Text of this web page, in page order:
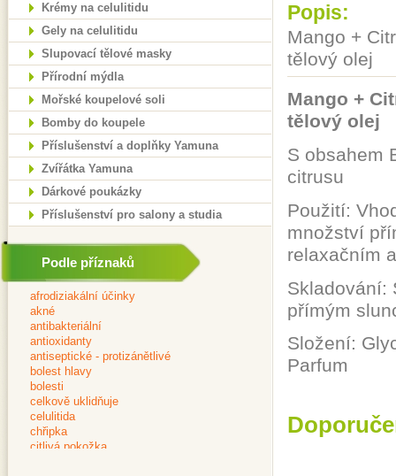
Krémy na celulitidu
Gely na celulitidu
Slupovací tělové masky
Přírodní mýdla
Mořské koupelové soli
Bomby do koupele
Příslušenství a doplňky Yamuna
Zvířátka Yamuna
Dárkové poukázky
Příslušenství pro salony a studia
Podle příznaků
Popis:
Mango +
tělový olej
Mango +
tělový olej
S obsahem
citrusu
Použití:
množství
relaxačním
Skladování:
přímým
Složení:
Parfum